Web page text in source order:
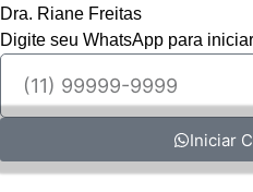
Dra. Riane Freitas
Digite seu WhatsApp para
Iniciar